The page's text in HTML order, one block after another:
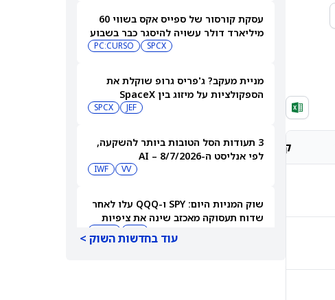
קונצנזוס אנליסטים מחיר יעד אנליסטים
$166.13
עסקת קורסור של ספייס אקס בשווי 60
מיליארד דולר עשויה להיסגר כבר בשבוע
SPCX
PC:CURSO
מניית מעקב? ג'פריס גרופ שוקלת את
הספקולציות על מיזוג בין SpaceX
JEF
SPCX
3 תעודות הסל הטובות ביותר להשקעה,
לפי אנליסט ה-AI – 8/7/2026
VV
IWF
שוק המניות היום: SPY ו-QQQ עלו לאחר
שדוח תעסוקה מאכזב שינה את ציפיות
עוד בחדשות השוק >